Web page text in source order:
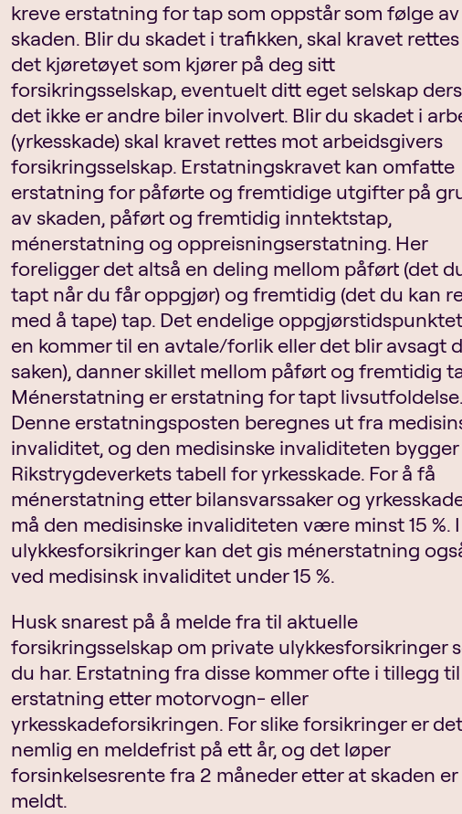
kreve erstatning for tap som oppstår som følge av
skaden. Blir du skadet i trafikken, skal kravet
det kjøretøyet som kjører på deg sitt
forsikringsselskap, eventuelt ditt eget selskap
det ikke er andre biler involvert. Blir du skadet i
(yrkesskade) skal kravet rettes mot arbeidsgivers
forsikringsselskap. Erstatningskravet kan omfatte
erstatning for påførte og fremtidige utgifter på
av skaden, påført og fremtidig inntektstap,
ménerstatning og oppreisningserstatning. Her
foreligger det altså en deling mellom påført (det
tapt når du får oppgjør) og fremtidig (det du kan
med å tape) tap. Det endelige
en kommer til en avtale/forlik eller det blir avsagt
saken), danner skillet mellom påført og fremtidig
Ménerstatning er erstatning for tapt livsutfoldelse.
Denne erstatningsposten beregnes ut fra
invaliditet, og den medisinske invaliditeten bygger
Rikstrygdeverkets tabell for yrkesskade. For å få
ménerstatning etter bilansvarssaker og
må den medisinske invaliditeten være minst 15 %. I
ulykkesforsikringer kan det gis ménerstatning
ved medisinsk invaliditet under 15 %.
Husk snarest på å melde fra til aktuelle
forsikringsselskap om private ulykkesforsikringer
du har. Erstatning fra disse kommer ofte i tillegg til
erstatning etter motorvogn- eller
yrkesskadeforsikringen. For slike forsikringer er det
nemlig en meldefrist på ett år, og det løper
forsinkelsesrente fra 2 måneder etter at skaden er
meldt.